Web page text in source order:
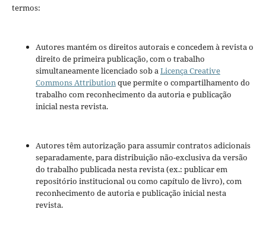
termos:
Autores mantém os direitos autorais e concedem à revista o
direito de primeira publicação, com o trabalho
simultaneamente licenciado sob aLicença Creative
Commons Attributionque permite o compartilhamento do
trabalho com reconhecimento da autoria e publicação
inicial nesta revista.
Autores têm autorização para assumir contratos adicionais
separadamente, para distribuição não-exclusiva da versão
do trabalho publicada nesta revista (ex.: publicar em
repositório institucional ou como capítulo de livro), com
reconhecimento de autoria e publicação inicial nesta
revista.